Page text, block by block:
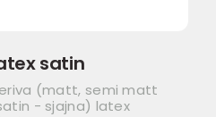
satin
(matt, semi matt
- sjajna) latex